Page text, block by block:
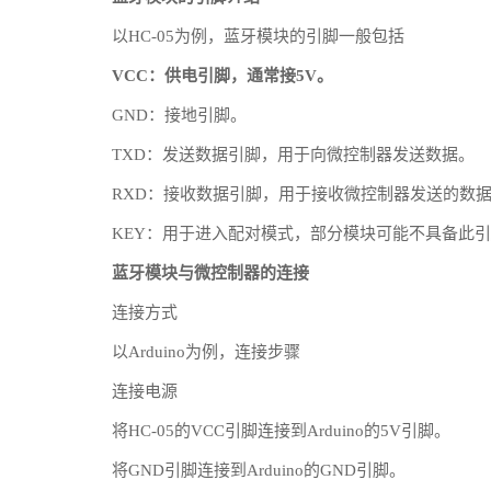
以HC-05为例，蓝牙模块的引脚一般包括
VCC：供电引脚，通常接5V。
GND：接地引脚。
TXD：发送数据引脚，用于向微控制器发送数据。
RXD：接收数据引脚，用于接收微控制器发送的数据
KEY：用于进入配对模式，部分模块可能不具备此引
蓝牙模块与微控制器的连接
连接方式
以Arduino为例，连接步骤
连接电源
将HC-05的VCC引脚连接到Arduino的5V引脚。
将GND引脚连接到Arduino的GND引脚。